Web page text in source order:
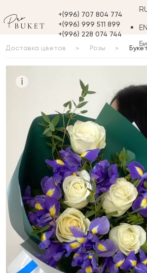
+(996) 707 804 774
+(996) 999 511 899
+(996) 228 074 744
EN
Доставка цветов Розы
i
Букет из роз и ирисов